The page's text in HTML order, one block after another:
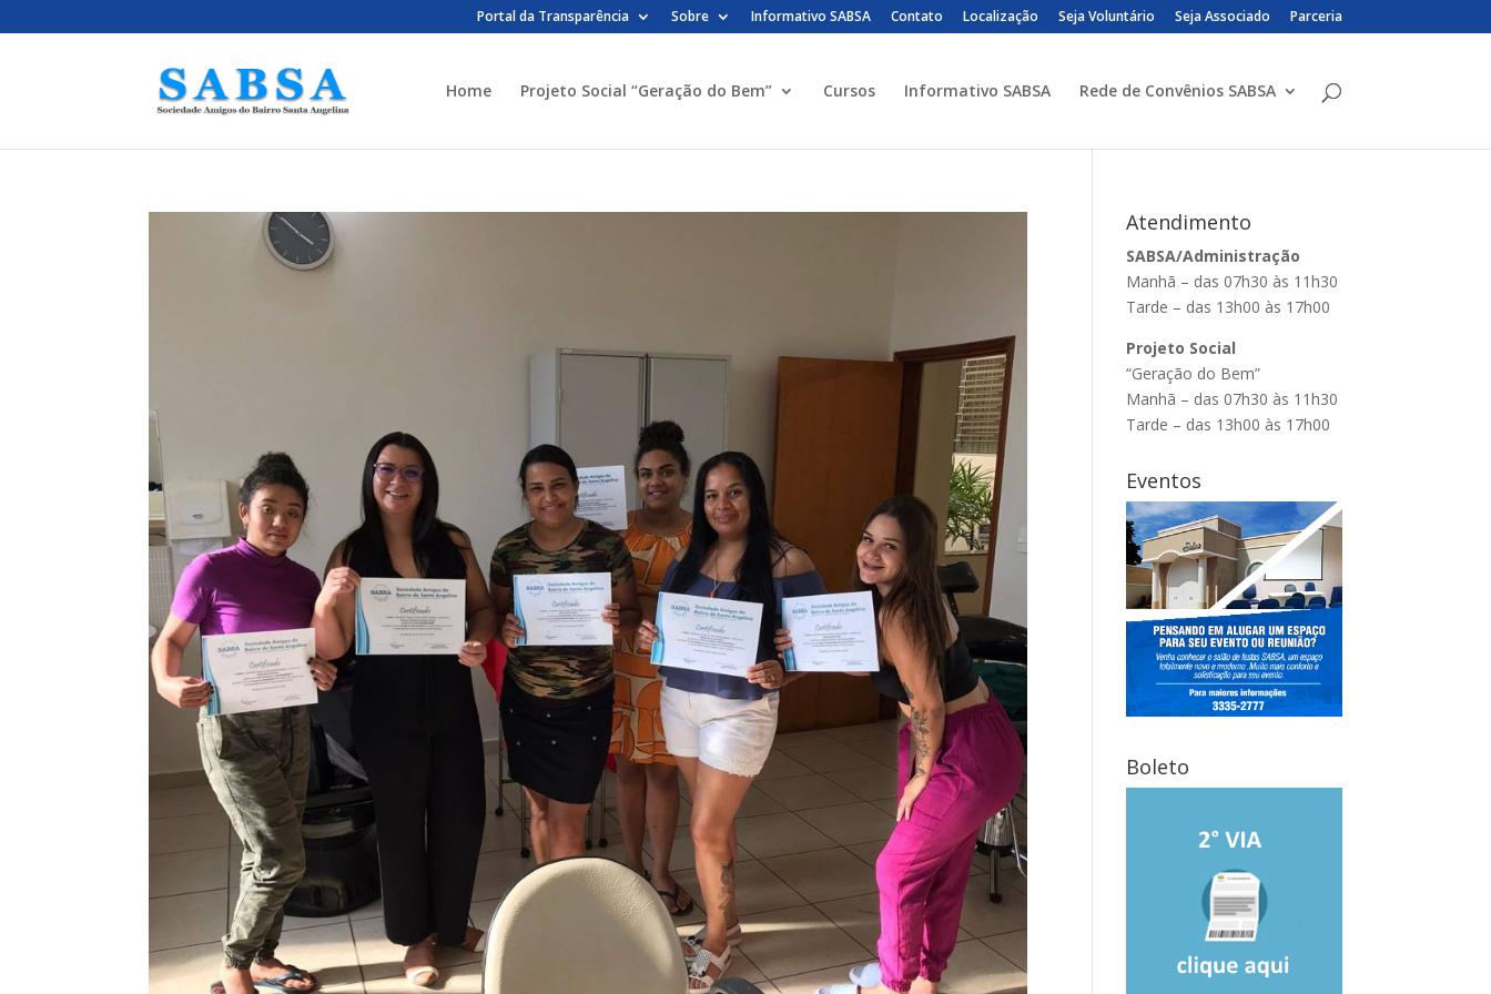
Portal da Transparência Sobre Informativo SABSA Contato Localização Seja Voluntário Seja Associado Parceria
Home Projeto Social “Geração do Bem” Cursos Informativo SABSA Rede de Convênios SABSA
Atendimento
SABSA/Administração
Manhã – das 07h30 às 11h30
Tarde – das 13h00 às 17h00
Projeto Social
“Geração do Bem”
Manhã – das 07h30 às 11h30
Tarde – das 13h00 às 17h00
Eventos
Boleto